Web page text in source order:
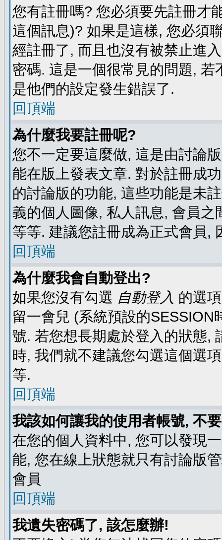
您有註冊嗎? 您必須要先註冊才
這個訊息)? 如果是這樣, 您必須
經註冊了, 而且也沒有被禁止進
密碼. 這是一個很常見的問題,
是他們的設定發生錯誤了.
回頂端
為什麼我要註冊呢?
您不一定要這麼做, 這是由討論
能在版上發表文章. 對於註冊成
的討論版的功能, 這些功能是未
義的個人圖像, 私人訊息, 會員
等等. 建議您註冊成為正式會員,
回頂端
為什麼我會自動登出?
如果您沒有勾選 自動登入 的選
留一會兒 (系統預設的
號. 若您想長期處於登入的狀態,
時, 我們就不建議您勾選這個選
等.
回頂端
我該如何讓我的使用者帳號, 不
在您的個人資料中, 您可以發現
能, 您在線上狀態就只有討論版
會員
回頂端
我遺失密碼了, 該怎麼辦!